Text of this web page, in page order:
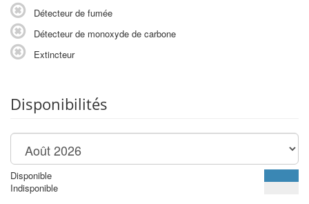
Détecteur de fumée
Détecteur de monoxyde de carbone
Extincteur
Disponibilités
Disponible
Indisponible